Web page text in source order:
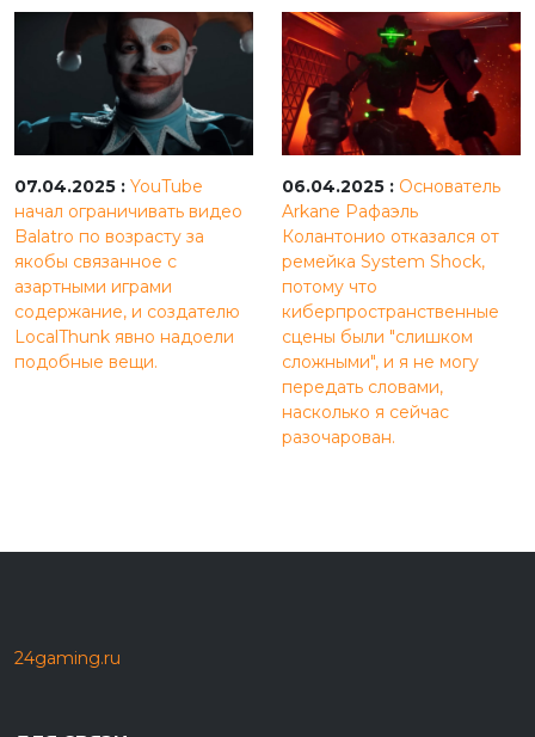
07.04.2025 : YouTube
начал ограничивать видео
Balatro по возрасту за
якобы связанное с
азартными играми
содержание, и создателю
LocalThunk явно надоели
подобные вещи.
06.04.2025 : Основатель
Arkane Рафаэль
Колантонио отказался от
ремейка System Shock,
потому что
киберпространственные
сцены были "слишком
сложными", и я не могу
передать словами,
насколько я сейчас
разочарован.
24gaming.ru